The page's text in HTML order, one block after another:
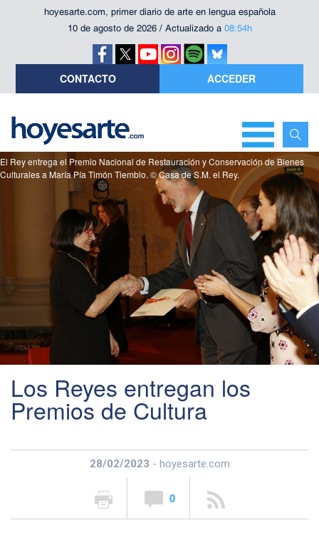
hoyesarte.com, primer diario de arte en lengua española
10 de agosto de 2026 / Actualizado a 08:54h
CONTACTO ACCEDER
El Rey entrega el Premio Nacional de Restauración y Conservación de Bienes
Culturales a María Pía Timón Tiemblo. © Casa de S.M. el Rey.
Los Reyes entregan los
Premios de Cultura
28/02/2023 - hoyesarte.com
0